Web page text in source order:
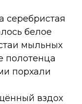
серебристая
белое
мыльных
полотенца
порхали
вздох